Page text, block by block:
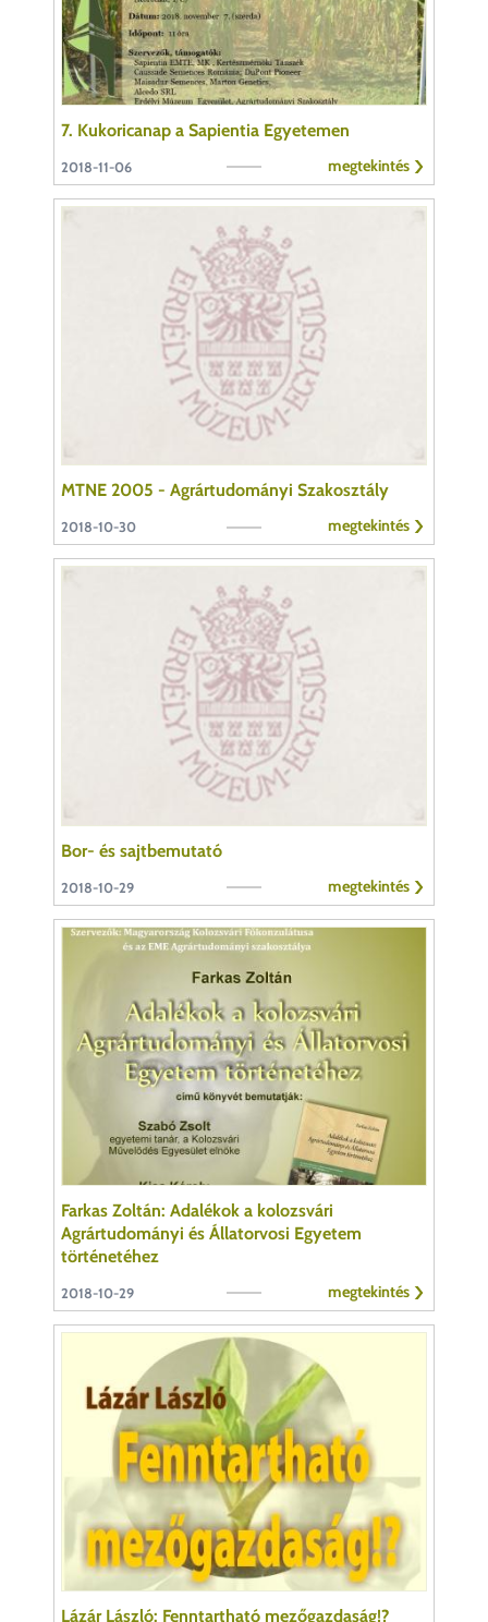
7. Kukoricanap a Sapientia Egyetemen
megtekintés
2018-11-06
MTNE 2005 - Agrártudományi Szakosztály
megtekintés
2018-10-30
Bor- és sajtbemutató
megtekintés
2018-10-29
Farkas Zoltán: Adalékok a kolozsvári
Agrártudományi és Állatorvosi Egyetem
történetéhez
megtekintés
2018-10-29
Lázár László: Fenntartható mezőgazdaság!?